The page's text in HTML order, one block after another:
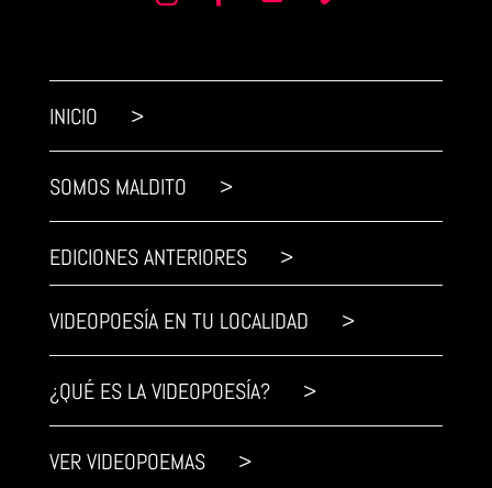
INICIO >
SOMOS MALDITO >
EDICIONES ANTERIORES >
VIDEOPOESÍA EN TU LOCALIDAD >
¿QUÉ ES LA VIDEOPOESÍA? >
VER VIDEOPOEMAS >